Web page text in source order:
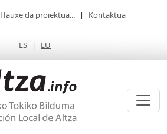
Hauxe da proiektua... | Kontaktua
ES | EU